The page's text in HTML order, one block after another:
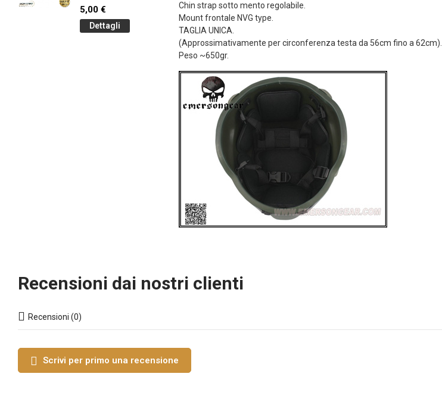
Chin strap sotto mento regolabile.
Mount frontale NVG type.
TAGLIA UNICA.
(Approssimativamente per circonferenza testa da 56cm fino a 62cm).
Peso ~650gr.
5,00 €
Dettagli
Industries®...
1,00 €
Recensioni dai nostri clienti
Recensioni (0)
Scrivi per primo una recensione